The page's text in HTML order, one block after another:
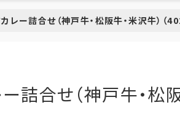
ー詰合せ（神戸牛・松阪牛・米沢牛）（
合せ（神戸牛・松